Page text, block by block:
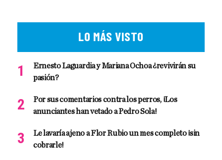
LO MÁS VISTO
Ernesto Laguardia y Mariana Ochoa ¿revivirán su
pasión?
Por sus comentarios contra los perros, ¡Los
anunciantes han vetado a Pedro Sola!
Le lavaría ajeno a Flor Rubio un mes completo ¡sin
cobrarle!